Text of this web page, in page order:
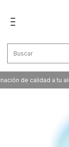
de calidad a tu